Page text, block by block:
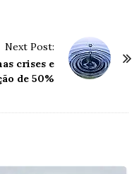
Next Post:
crises e
de 50%